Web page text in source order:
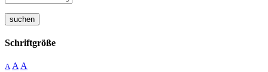
suchen
Schriftgröße
A A A